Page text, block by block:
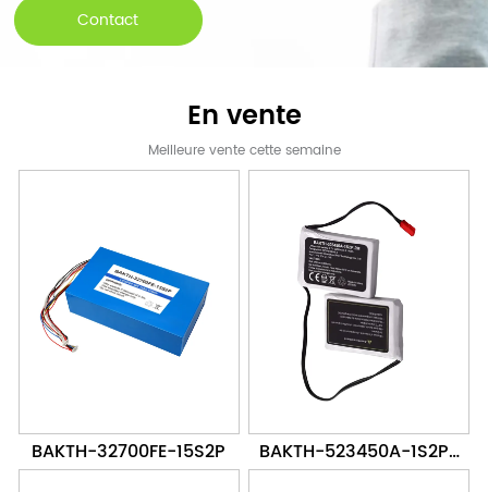
Contact
En vente
Meilleure vente cette semaine
BAKTH-32700FE-15S2P
BAKTH-523450A-1S2P-